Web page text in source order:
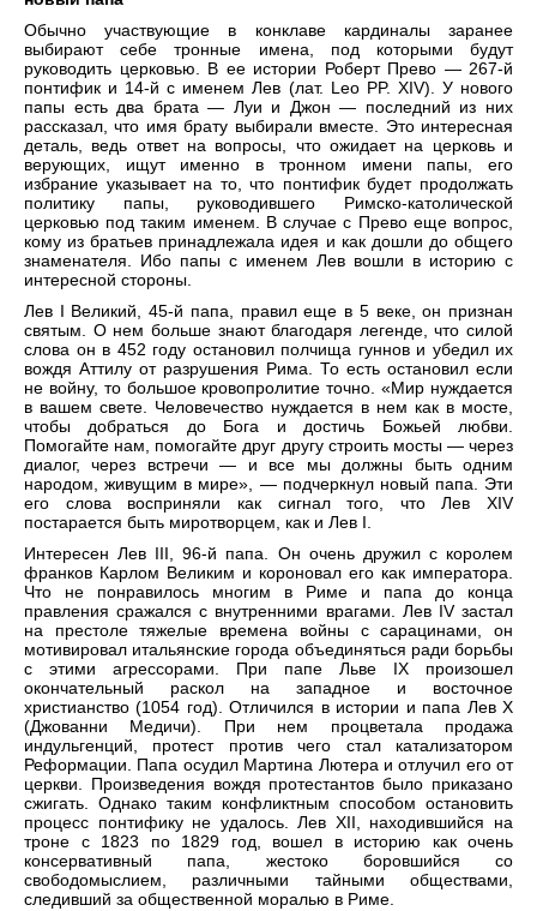
Обычно участвующие в конклаве кардиналы заранее
выбирают себе тронные имена, под которыми будут
руководить церковью. В ее истории Роберт Прево — 267-й
понтифик и 14-й с именем Лев (лат. Leo PP. XIV). У нового
папы есть два брата — Луи и Джон — последний из них
рассказал, что имя брату выбирали вместе. Это интересная
деталь, ведь ответ на вопросы, что ожидает на церковь и
верующих, ищут именно в тронном имени папы, его
избрание указывает на то, что понтифик будет продолжать
политику папы, руководившего Римско-католической
церковью под таким именем. В случае с Прево еще вопрос,
кому из братьев принадлежала идея и как дошли до общего
знаменателя. Ибо папы с именем Лев вошли в историю с
интересной стороны.
Лев I Великий, 45-й папа, правил еще в 5 веке, он признан
святым. О нем больше знают благодаря легенде, что силой
слова он в 452 году остановил полчища гуннов и убедил их
вождя Аттилу от разрушения Рима. То есть остановил если
не войну, то большое кровопролитие точно. «Мир нуждается
в вашем свете. Человечество нуждается в нем как в мосте,
чтобы добраться до Бога и достичь Божьей любви.
Помогайте нам, помогайте друг другу строить мосты — через
диалог, через встречи — и все мы должны быть одним
народом, живущим в мире», — подчеркнул новый папа. Эти
его слова восприняли как сигнал того, что Лев XIV
постарается быть миротворцем, как и Лев I.
Интересен Лев III, 96-й папа. Он очень дружил с королем
франков Карлом Великим и короновал его как императора.
Что не понравилось многим в Риме и папа до конца
правления сражался с внутренними врагами. Лев IV застал
на престоле тяжелые времена войны с сарацинами, он
мотивировал итальянские города объединяться ради борьбы
с этими агрессорами. При папе Льве ІХ произошел
окончательный раскол на западное и восточное
христианство (1054 год). Отличился в истории и папа Лев Х
(Джованни Медичи). При нем процветала продажа
индульгенций, протест против чего стал катализатором
Реформации. Папа осудил Мартина Лютера и отлучил его от
церкви. Произведения вождя протестантов было приказано
сжигать. Однако таким конфликтным способом остановить
процесс понтифику не удалось. Лев XII, находившийся на
троне с 1823 по 1829 год, вошел в историю как очень
консервативный папа, жестоко боровшийся со
свободомыслием, различными тайными обществами,
следивший за общественной моралью в Риме.